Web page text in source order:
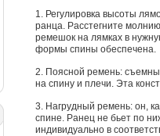
1. Регулировка высоты
ранца. Расстегните
ремешок на лямках в
формы спины обеспечена.
2. Поясной ремень:
на спину и плечи. Эта
3. Нагрудный ремень: он,
спине. Ранец не бьет по
индивидуально в